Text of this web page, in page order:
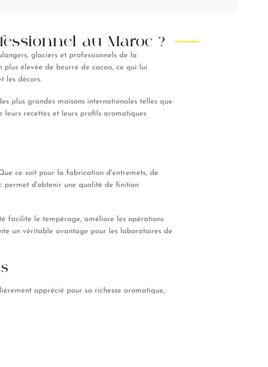
au Maroc ?
glaciers et professionnels de la
plus élevée de beurre de cacao, ce qui lui
les décors.
plus grandes maisons internationales telles que
leurs recettes et leurs profils aromatiques
ce soit pour la fabrication d'entremets, de
permet d'obtenir une qualité de finition
facilite le tempérage, améliore les opérations
un véritable avantage pour les laboratoires de
apprécié pour sa richesse aromatique,